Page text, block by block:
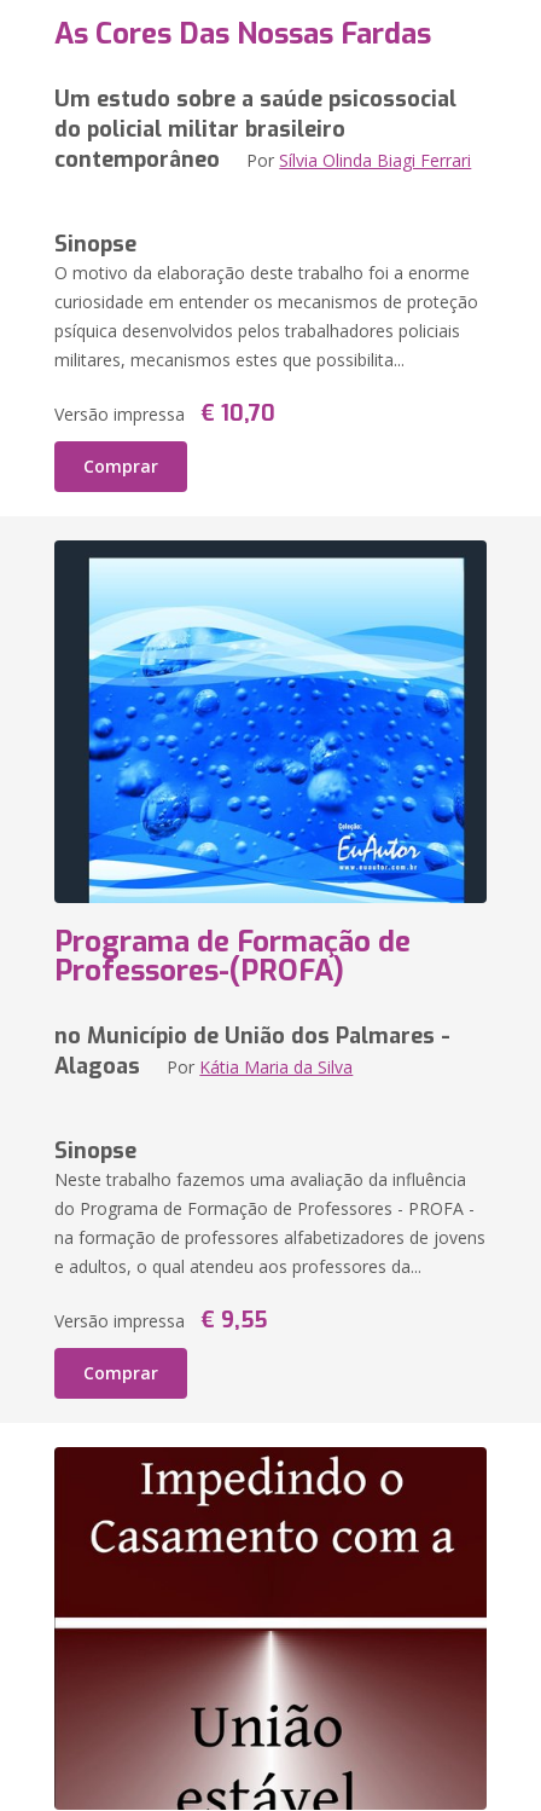
As Cores Das Nossas Fardas
Um estudo sobre a saúde psicossocial
do policial militar brasileiro
contemporâneo PorSílvia Olinda Biagi Ferrari
Sinopse
O motivo da elaboração deste trabalho foi a enorme
curiosidade em entender os mecanismos de proteção
psíquica desenvolvidos pelos trabalhadores policiais
militares, mecanismos estes que possibilita...
Versão impressa € 10,70
Comprar
Programa de Formação de
Professores-(PROFA)
no Município de União dos Palmares -
Alagoas Por Kátia Maria da Silva
Sinopse
Neste trabalho fazemos uma avaliação da influência
do Programa de Formação de Professores - PROFA -
na formação de professores alfabetizadores de jovens
e adultos, o qual atendeu aos professores da...
Versão impressa € 9,55
Comprar